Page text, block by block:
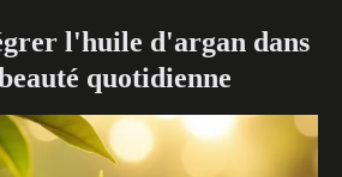
l'huile d'argan dans
quotidienne